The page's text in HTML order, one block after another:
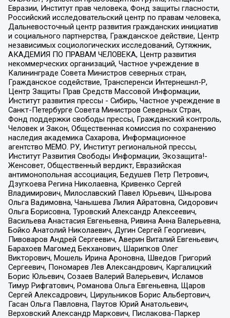
Евразии, Институт прав человека, Фонд защиты гласности,
Российский исследовательский центр по правам человека,
Дальневосточный центр развития гражданских инициатив
и социального партнерства, Гражданское действие, Центр
независимых социологических исследований, Сутяжник,
АКАДЕМИЯ ПО ПРАВАМ ЧЕЛОВЕКА, Центр развития
некоммерческих организаций, Частное учреждение в
Калининграде Совета Министров северных стран,
Гражданское содействие, Трансперенси Интернешнл-Р,
Центр Защиты Прав Средств Массовой Информации,
Институт развития прессы - Сибирь, Частное учреждение в
Санкт-Петербурге Совета Министров Северных Стран,
Фонд поддержки свободы прессы, Гражданский контроль,
Человек и Закон, Общественная комиссия по сохранению
наследия академика Сахарова, Информационное
агентство МЕМО. РУ, Институт региональной прессы,
Институт Развития Свободы Информации, Экозащита!-
Женсовет, Общественный вердикт, Евразийская
антимонопольная ассоциация, Бедушев Петр Петрович,
Дзугкоева Регина Николаевна, Кривенко Сергей
Владимирович, Милославский Павел Юрьевич, Шнырова
Ольга Вадимовна, Чанышева Лилия Айратовна, Сидорович
Ольга Борисовна, Туровский Александр Алексеевич,
Васильева Анастасия Евгеньевна, Ривина Анна Валерьевна,
Бойко Анатолий Николаевич, Дугин Сергей Георгиевич,
Пивоваров Андрей Сергеевич, Аверин Виталий Евгеньевич,
Барахоев Магомед Бекханович, Шарипков Олег
Викторович, Мошель Ирина Ароновна, Шведов Григорий
Сергеевич, Пономарев Лев Александрович, Каргалицкий
Борис Юльевич, Созаев Валерий Валерьевич, Исламов
Тимур Рифгатович, Романова Ольга Евгеньевна, Щаров
Сергей Алексадрович, Цирульников Борис Альбертович,
Гасан Ольга Павловна, Паутов Юрий Анатольевич,
Верховский Александр Маркович, Пислакова-Паркер